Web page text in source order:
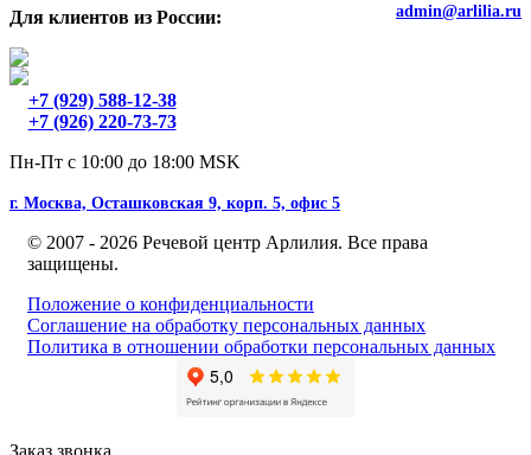
Для клиентов из России:
+7 (929) 588-12-38
+7 (926) 220-73-73
Пн-Пт с 10:00 до 18:00 MSK
admin@arlilia.ru
г. Москва, Осташковская 9, корп. 5, офис 5
© 2007 - 2026 Речевой центр Арлилия. Все права
защищены.
Положение о конфиденциальности
Соглашение на обработку персональных данных
Политика в отношении обработки персональных данных
Заказ звонка